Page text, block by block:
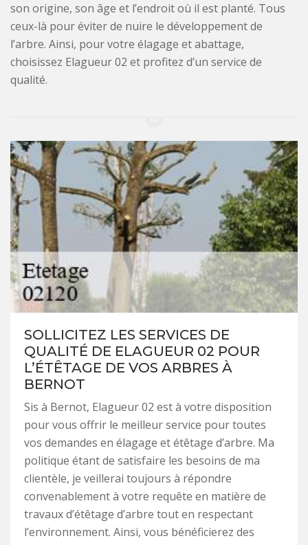
son origine, son âge et l’endroit où il est planté. Tous
ceux-là pour éviter de nuire le développement de
l’arbre. Ainsi, pour votre élagage et abattage,
choisissez Elagueur 02 et profitez d’un service de
qualité.
SOLLICITEZ LES SERVICES DE
QUALITÉ DE ELAGUEUR 02 POUR
L’ÉTÊTAGE DE VOS ARBRES À
BERNOT
Sis à Bernot, Elagueur 02 est à votre disposition
pour vous offrir le meilleur service pour toutes
vos demandes en élagage et étêtage d’arbre. Ma
politique étant de satisfaire les besoins de ma
clientèle, je veillerai toujours à répondre
convenablement à votre requête en matière de
travaux d’étêtage d’arbre tout en respectant
l’environnement. Ainsi, vous bénéficierez des